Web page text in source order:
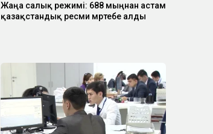
Жаңа салық режимі: 688 мыңнан астам
қазақстандық ресми мәртебе алды